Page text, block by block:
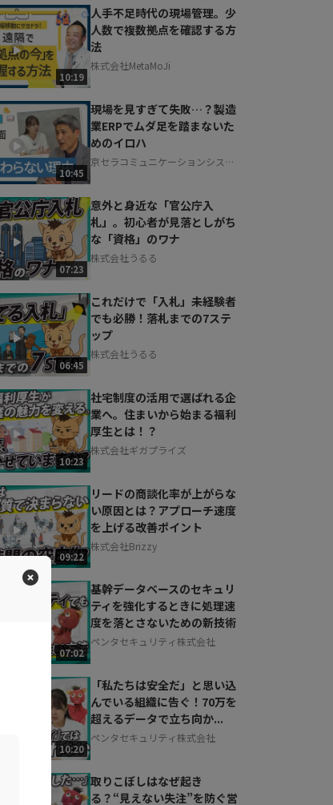
10:19
人手不足時代の現場管理。少
人数で複数拠点を確認する方
法
株式会社MetaMoJi
10:45
現場を見すぎて失敗…？製造
業ERPでムダ足を踏まないた
めのイロハ
京セラコミュニケーションシステ
07:23
意外と身近な「官公庁入
札」。初心者が見落としがち
な「資格」のワナ
株式会社うるる
06:45
これだけで「入札」未経験者
でも必勝！落札までの7ステ
ップ
株式会社うるる
10:23
社宅制度の活用で選ばれる企
業へ。住まいから始まる福利
厚生とは！？
株式会社ギガプライズ
09:22
リードの商談化率が上がらな
い原因とは？アプローチ速度
を上げる改善ポイント
株式会社Brizzy
07:02
基幹データベースのセキュリ
ティを強化するときに処理速
度を落とさないための新技術
ペンタセキュリティ株式会社
10:20
「私たちは安全だ」と思い込
んでいる組織に告ぐ！70万を
超えるデータで立ち向か...
ペンタセキュリティ株式会社
取りこぼしはなぜ起き
る？“見えない失注”を防ぐ営